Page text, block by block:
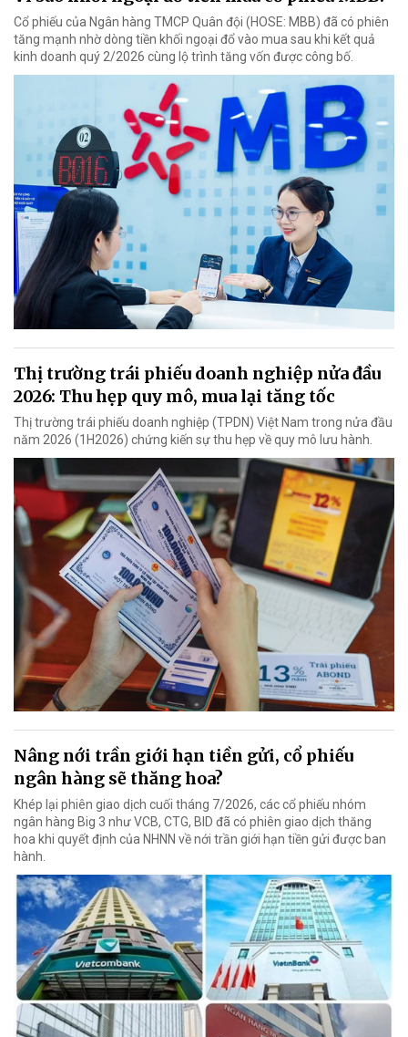
Cổ phiếu của Ngân hàng TMCP Quân đội (HOSE: MBB) đã có phiên
tăng mạnh nhờ dòng tiền khối ngoại đổ vào mua sau khi kết quả
kinh doanh quý 2/2026 cùng lộ trình tăng vốn được công bố.
Thị trường trái phiếu doanh nghiệp nửa đầu
2026: Thu hẹp quy mô, mua lại tăng tốc
Thị trường trái phiếu doanh nghiệp (TPDN) Việt Nam trong nửa đầu
năm 2026 (1H2026) chứng kiến sự thu hẹp về quy mô lưu hành.
Nâng nới trần giới hạn tiền gửi, cổ phiếu
ngân hàng sẽ thăng hoa?
Khép lại phiên giao dịch cuối tháng 7/2026, các cổ phiếu nhóm
ngân hàng Big 3 như VCB, CTG, BID đã có phiên giao dịch thăng
hoa khi quyết định của NHNN về nới trần giới hạn tiền gửi được ban
hành.